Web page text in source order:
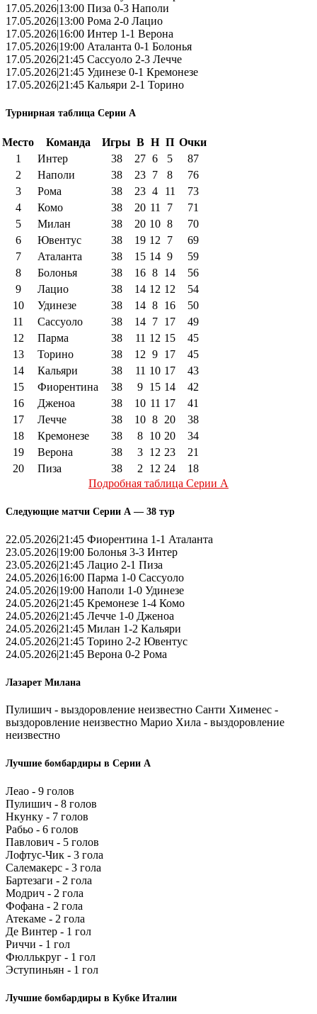
17.05.2026|13:00 Пиза 0-3 Наполи
17.05.2026|13:00 Рома 2-0 Лацио
17.05.2026|16:00 Интер 1-1 Верона
17.05.2026|19:00 Аталанта 0-1 Болонья
17.05.2026|21:45 Сассуоло 2-3 Лечче
17.05.2026|21:45 Удинезе 0-1 Кремонезе
17.05.2026|21:45 Кальяри 2-1 Торино
Турнирная таблица Серии А
Место Команда Игры В Н П Очки
1
Интер 38 27 6 5
87
2
Наполи 38 23 7 8
76
3
Рома 38 23 4 11
73
4
Комо 38 20 11 7
71
5
Милан 38 20 10 8
70
6
Ювентус 38 19 12 7
69
7
Аталанта 38 15 14 9
59
8
Болонья 38 16 8 14
56
9
Лацио 38 14 12 12
54
10
Удинезе 38 14 8 16
50
11
Сассуоло 38 14 7 17
49
12
Парма 38 11 12 15
45
13
Торино 38 12 9 17
45
14
Кальяри 38 11 10 17
43
15
Фиорентина 38 9 15 14
42
16
Дженоа 38 10 11 17
41
17
Лечче 38 10 8 20
38
18
Кремонезе 38 8 10 20
34
19
Верона 38 3 12 23
21
20
Пиза 38 2 12 24
18
Подробная таблица Серии А
Следующие матчи Серии А — 38 тур
22.05.2026|21:45 Фиорентина 1-1 Аталанта
23.05.2026|19:00 Болонья 3-3 Интер
23.05.2026|21:45 Лацио 2-1 Пиза
24.05.2026|16:00 Парма 1-0 Сассуоло
24.05.2026|19:00 Наполи 1-0 Удинезе
24.05.2026|21:45 Кремонезе 1-4 Комо
24.05.2026|21:45 Лечче 1-0 Дженоа
24.05.2026|21:45 Милан 1-2 Кальяри
24.05.2026|21:45 Торино 2-2 Ювентус
24.05.2026|21:45 Верона 0-2 Рома
Лазарет Милана
Пулишич - выздоровление неизвестно Санти Хименес -
выздоровление неизвестно Марио Хила - выздоровление
неизвестно
Лучшие бомбардиры в Серии А
Леао - 9 голов
Пулишич - 8 голов
Нкунку - 7 голов
Рабьо - 6 голов
Павлович - 5 голов
Лофтус-Чик - 3 гола
Салемакерс - 3 гола
Бартезаги - 2 гола
Модрич - 2 гола
Фофана - 2 гола
Атекаме - 2 гола
Де Винтер - 1 гол
Риччи - 1 гол
Фюллькруг - 1 гол
Эступиньян - 1 гол
Лучшие бомбардиры в Кубке Италии